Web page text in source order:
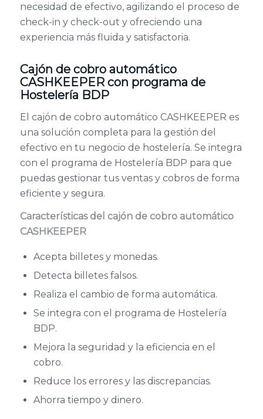
necesidad de efectivo, agilizando el proceso de
check-in y check-out y ofreciendo una
experiencia más fluida y satisfactoria.
Cajón de cobro automático
CASHKEEPER con programa de
Hostelería BDP
El cajón de cobro automático CASHKEEPER es
una solución completa para la gestión del
efectivo en tu negocio de hostelería. Se integra
con el programa de Hostelería BDP para que
puedas gestionar tus ventas y cobros de forma
eficiente y segura.
Características del cajón de cobro automático
CASHKEEPER
Acepta billetes y monedas.
Detecta billetes falsos.
Realiza el cambio de forma automática.
Se integra con el programa de Hostelería
BDP.
Mejora la seguridad y la eficiencia en el
cobro.
Reduce los errores y las discrepancias.
Ahorra tiempo y dinero.